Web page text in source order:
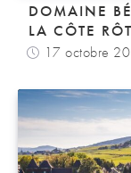
DOMAINE
LA CÔTE
17 octobre